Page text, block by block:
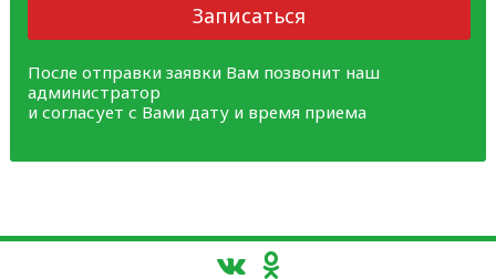
Записаться
После отправки заявки Вам позвонит наш
администратор
и согласует с Вами дату и время приема